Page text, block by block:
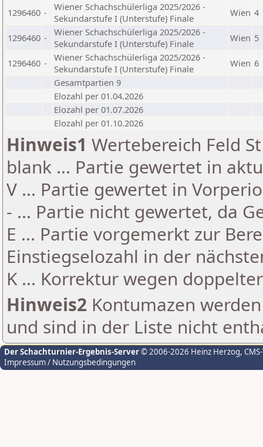
1296460 -
Wiener Schachschülerliga 2025/2026 -
Sekundarstufe I (Unterstufe) Finale
Wien 4
1296460 -
Wiener Schachschülerliga 2025/2026 -
Sekundarstufe I (Unterstufe) Finale
Wien 5
1296460 -
Wiener Schachschülerliga 2025/2026 -
Sekundarstufe I (Unterstufe) Finale
Wien 6
Gesamtpartien 9
Elozahl per 01.04.2026
Elozahl per 01.07.2026
Elozahl per 01.10.2026
Hinweis1 Wertebereich Feld
blank ... Partie gewertet in
V ... Partie gewertet in
- ... Partie nicht gewertet, da
E ... Partie vorgemerkt zur
Einstiegselozahl in der
K ... Korrektur wegen
Hinweis2 Kontumazen
und sind in der Liste nicht
Der Schachturnier-Ergebnis-Server© 2006-2026 Heinz Herzog,
Impressum / Nutzungsbedingungen